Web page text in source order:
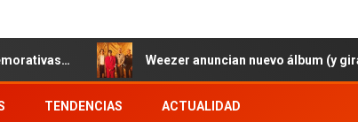
Weezer anuncian nuevo álbum (y gira
TENDENCIAS ACTUALIDAD